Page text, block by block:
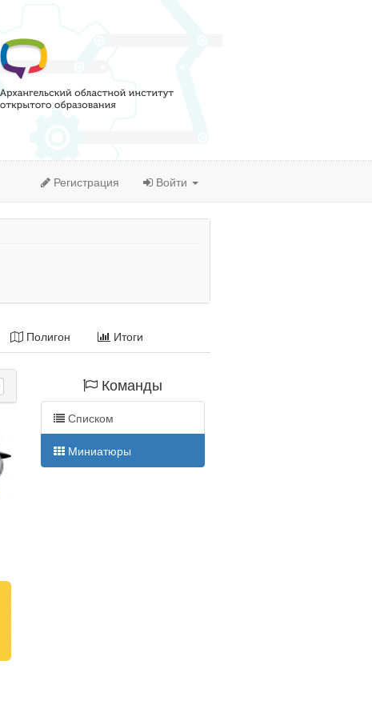
Регистрация Войти
Полигон Итоги
Команды
Списком
Миниатюры